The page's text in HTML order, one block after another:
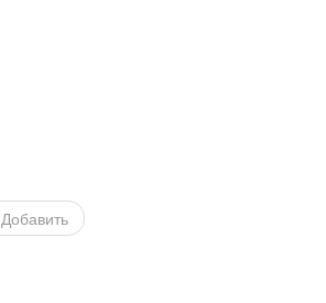
Добавить